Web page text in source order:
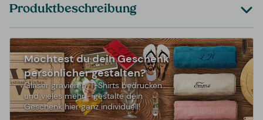
Produktbeschreibung
Möchtest du dein Geschenk
persönlicher gestalten?
Gläser gravieren, T-Shirts bedrucken
und vieles mehr - gestalte dein
Geschenk hier ganz individuell!